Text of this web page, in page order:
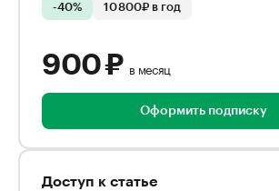
-40% 10 800₽ в год
900 ₽ в месяц
Оформить подписку
Доступ к статье